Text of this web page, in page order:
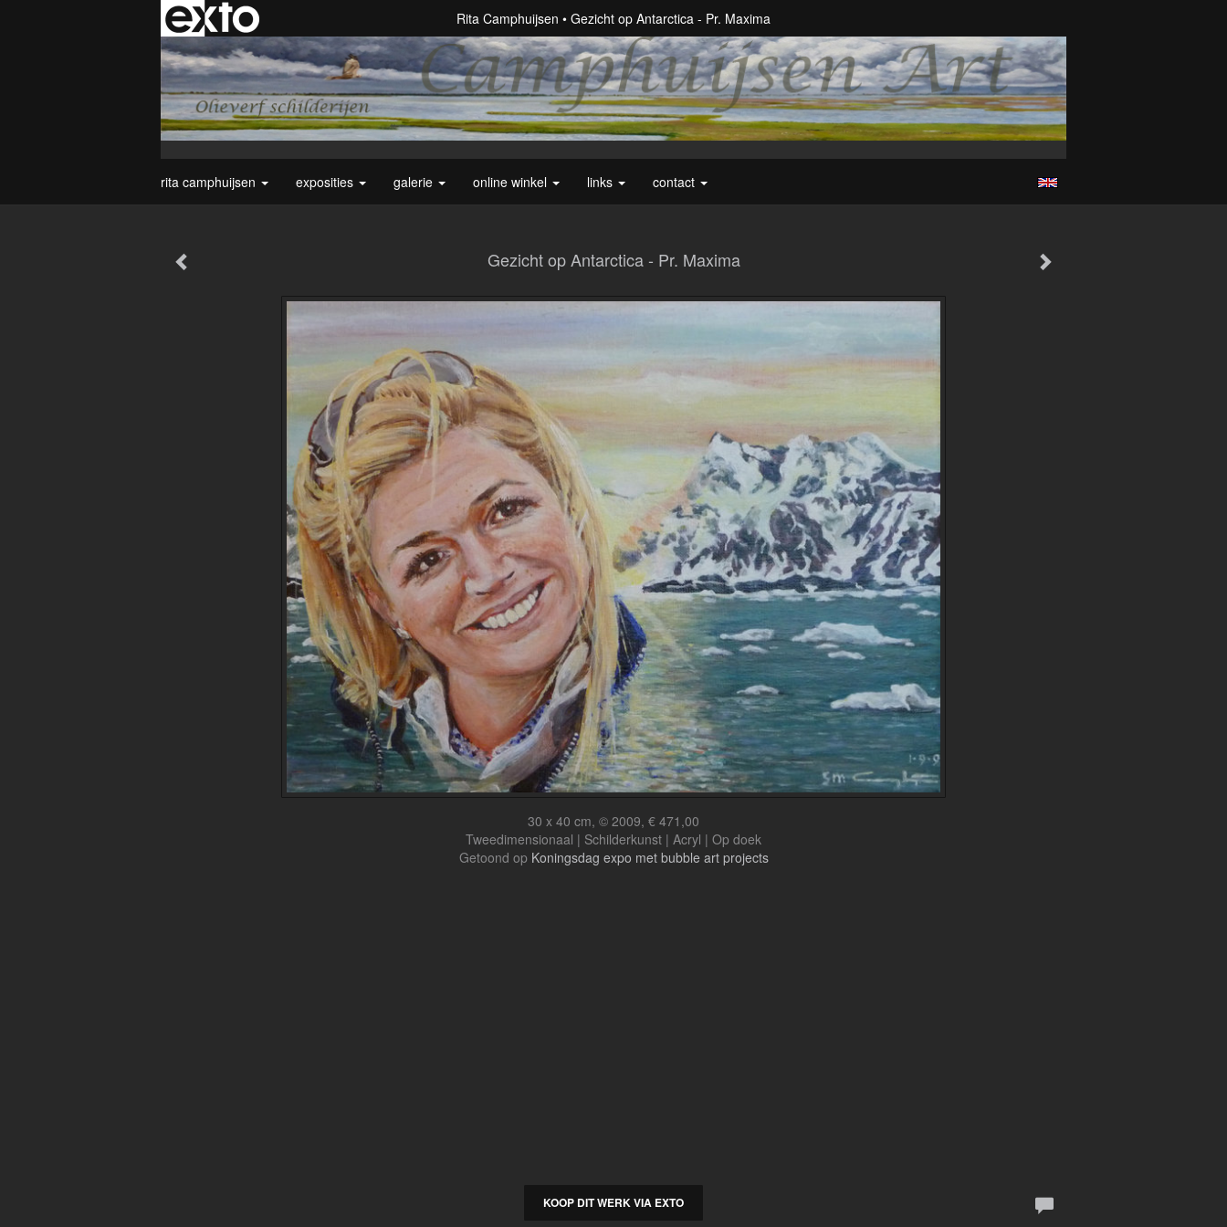
Rita Camphuijsen Gezicht op Antarctica - Pr. Maxima
rita camphuijsen exposities galerie online winkel links contact
Gezicht op Antarctica - Pr. Maxima
30 x 40 cm, © 2009, € 471,00
Tweedimensionaal | Schilderkunst | Acryl | Op doek
Getoond op Koningsdag expo met bubble art projects
KOOP DIT WERK VIA EXTO